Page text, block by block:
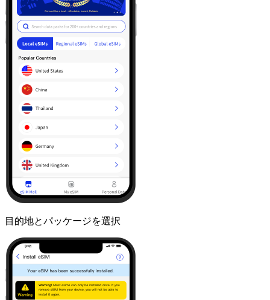
目的地とパッケージを選択